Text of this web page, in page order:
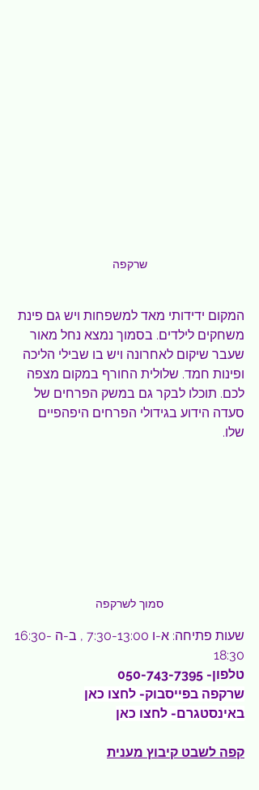
שרקפה
המקום ידידותי מאד למשפחות ויש גם פינת
משחקים לילדים. בסמוך נמצא נחל מאור
שעבר שיקום לאחרונה ויש בו שבילי הליכה
ופינות חמד. שלולית החורף במקום מצפה
לכם. תוכלו לבקר גם במשק הפרחים של
סעדה הידוע בגידולי הפרחים היפהפיים
שלו.
סמוך לשרקפה
שעות פתיחה: א-ו 7:30-13:00 , ב-ה 16:30-
18:30
טלפון- 050-743-7395
שרקפה בפייסבוק- לחצו כאן
באינסטגרם- לחצו כאן
קפה לשבט קיבוץ מענית